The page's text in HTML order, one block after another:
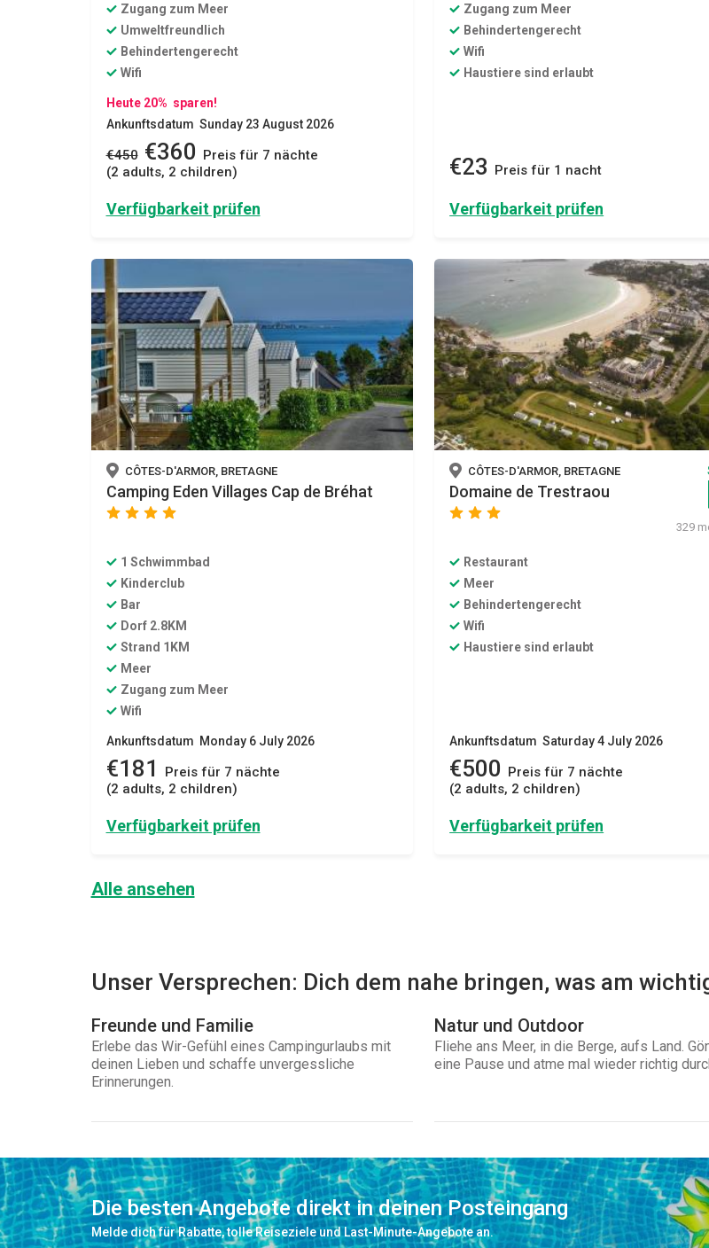
Zugang zum Meer
Umweltfreundlich
Behindertengerecht
Wifi
Heute 20% sparen!
Ankunftsdatum Sunday 23 August 2026
€450 €360 Preis für 7 nächte
(2 adults, 2 children)
Verfügbarkeit prüfen
Zugang zum Meer
Behindertengerecht
Wifi
Haustiere sind erlaubt
€23 Preis für 1 nacht
Verfügbarkeit prüfen
CÔTES-D'ARMOR, BRETAGNE
Camping Eden Villages Cap de Bréhat
starstarstarstar
1 Schwimmbad
Kinderclub
Bar
Dorf 2.8KM
Strand 1KM
Meer
Zugang zum Meer
Wifi
Ankunftsdatum Monday 6 July 2026
€181
Preis für 7 nächte
(2 adults, 2 children)
Verfügbarkeit prüfen
CÔTES-D'ARMOR, BRETAGNE
Domaine de Trestraou
starstar
329
Restaurant
Meer
Behindertengerecht
Wifi
Haustiere sind erlaubt
Ankunftsdatum Saturday 4 July 2026
€500 Preis für 7 nächte
(2 adults, 2 children)
Verfügbarkeit prüfen
Alle ansehen
Unser Versprechen: Dich dem nahe bringen, was am
Freunde und Familie
Erlebe das Wir-Gefühl eines Campingurlaubs mit
deinen Lieben und schaffe unvergessliche
Erinnerungen.
Natur und Outdoor
Fliehe ans Meer, in die Berge, aufs Land.
eine Pause und atme mal wieder richtig
Die besten Angebote direkt in deinen Posteingang
Melde dich für Rabatte, tolle Reiseziele und Last-Minute-Angebote an.